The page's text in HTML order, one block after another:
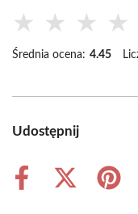
★ ★ ★ ★
Średnia ocena: 4.45
Udostępnij
Share
Share
Share